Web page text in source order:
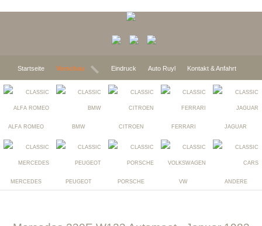
Startseite Vorschau Eindruck Auto Ruyl Kontakt & Anfahrt
ALFA ROMEO BMW CITROEN FERRARI JAGUAR
MERCEDES PEUGEOT PORSCHE VW ANDERE